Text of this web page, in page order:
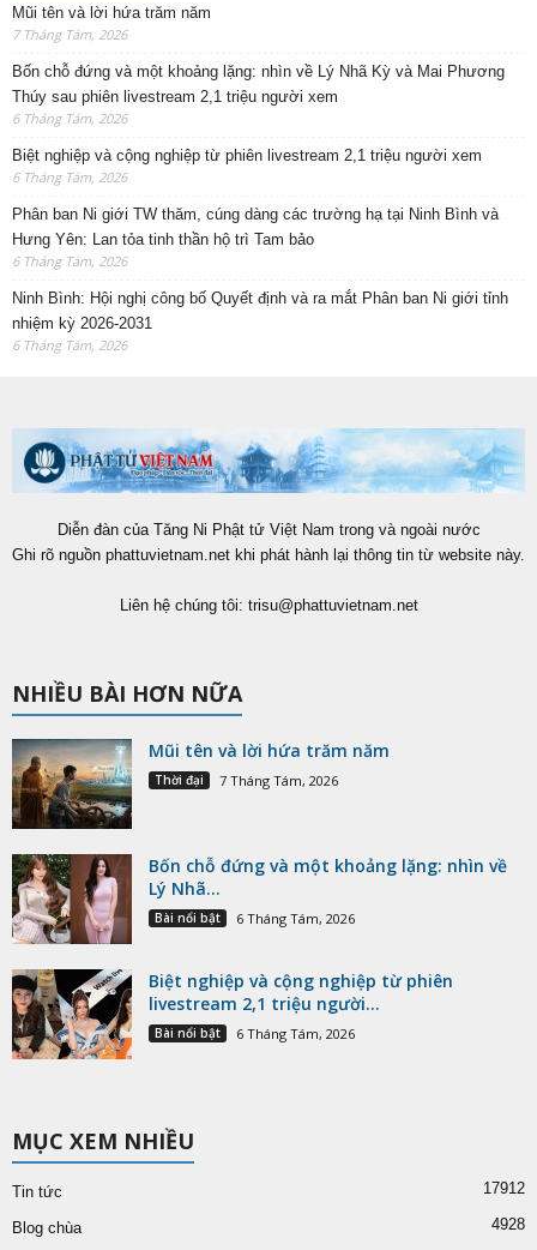
Mũi tên và lời hứa trăm năm
7 Tháng Tám, 2026
Bốn chỗ đứng và một khoảng lặng: nhìn về Lý Nhã Kỳ và Mai Phương
Thúy sau phiên livestream 2,1 triệu người xem
6 Tháng Tám, 2026
Biệt nghiệp và cộng nghiệp từ phiên livestream 2,1 triệu người xem
6 Tháng Tám, 2026
Phân ban Ni giới TW thăm, cúng dàng các trường hạ tại Ninh Bình và
Hưng Yên: Lan tỏa tinh thần hộ trì Tam bảo
6 Tháng Tám, 2026
Ninh Bình: Hội nghị công bố Quyết định và ra mắt Phân ban Ni giới tỉnh
nhiệm kỳ 2026-2031
6 Tháng Tám, 2026
Diễn đàn của Tăng Ni Phật tử Việt Nam trong và ngoài nước
Ghi rõ nguồn phattuvietnam.net khi phát hành lại thông tin từ website này.
Liên hệ chúng tôi: trisu@phattuvietnam.net
NHIỀU BÀI HƠN NỮA
Mũi tên và lời hứa trăm năm
Thời đại 7 Tháng Tám, 2026
Bốn chỗ đứng và một khoảng lặng: nhìn về
Lý Nhã...
Bài nổi bật 6 Tháng Tám, 2026
Biệt nghiệp và cộng nghiệp từ phiên
livestream 2,1 triệu người...
Bài nổi bật 6 Tháng Tám, 2026
MỤC XEM NHIỀU
Tin tức 17912
Blog chùa 4928